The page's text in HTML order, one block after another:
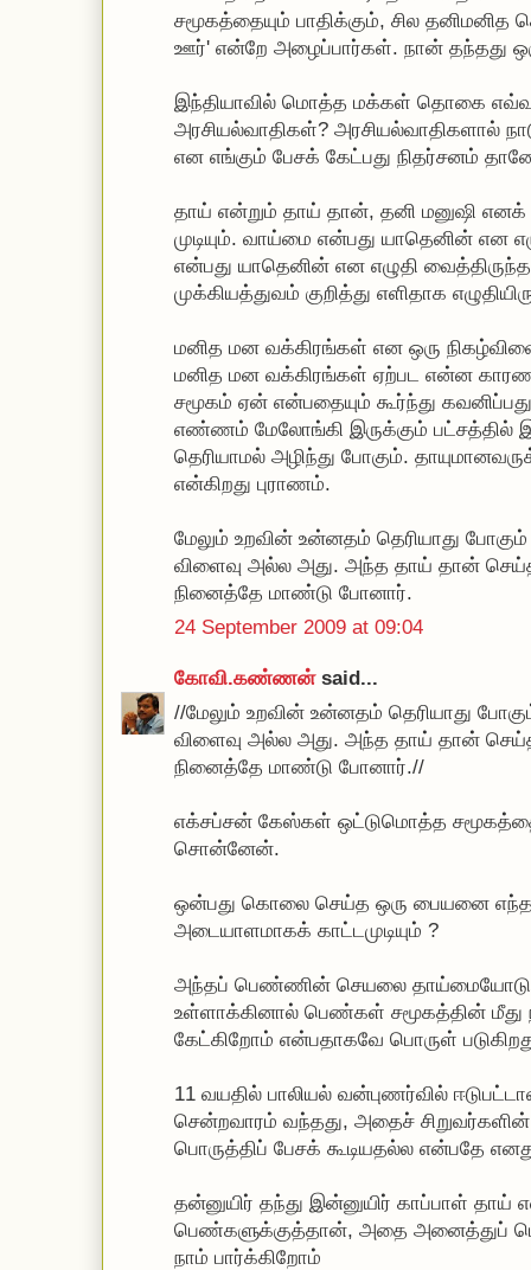
சமூகத்தையும் பாதிக்கும், சில
ஊர்' என்றே அழைப்பார்கள். நான் தந்தது
இந்தியாவில் மொத்த மக்கள் தொகை
அரசியல்வாதிகள்? அரசியல்வாதிகளால்
என எங்கும் பேசக் கேட்பது நிதர்சனம்
தாய் என்றும் தாய் தான், தனி மனுஷி
முடியும். வாய்மை என்பது யாதெனின் என
என்பது யாதெனின் என எழுதி
முக்கியத்துவம் குறித்து எளிதாக
மனித மன வக்கிரங்கள் என ஒரு
மனித மன வக்கிரங்கள் ஏற்பட என்ன
சமூகம் ஏன் என்பதையும் கூர்ந்து
எண்ணம் மேலோங்கி இருக்கும் பட்சத்தில்
தெரியாமல் அழிந்து போகும்.
என்கிறது புராணம்.
மேலும் உறவின் உன்னதம் தெரியாது
விளைவு அல்ல அது. அந்த தாய் தான்
நினைத்தே மாண்டு போனார்.
24 September 2009 at 09:04
கோவி.கண்ணன்said...
//மேலும் உறவின் உன்னதம் தெரியாது
விளைவு அல்ல அது. அந்த தாய் தான்
நினைத்தே மாண்டு போனார்.//
எக்சப்சன் கேஸ்கள் ஒட்டுமொத்த
சொன்னேன்.
ஒன்பது கொலை செய்த ஒரு பையனை எந்த
அடையாளமாகக் காட்டமுடியும் ?
அந்தப் பெண்ணின் செயலை தாய்மையோடு
உள்ளாக்கினால் பெண்கள் சமூகத்தின் மீது
கேட்கிறோம் என்பதாகவே பொருள்
11 வயதில் பாலியல் வன்புணர்வில்
சென்றவாரம் வந்தது, அதைச்
பொருத்திப் பேசக் கூடியதல்ல என்பதே
தன்னுயிர் தந்து இன்னுயிர் காப்பாள் தாய்
பெண்களுக்குத்தான், அதை அனைத்துப்
நாம் பார்க்கிறோம்